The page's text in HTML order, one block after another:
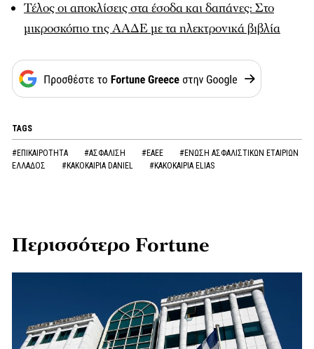
Τέλος οι αποκλίσεις στα έσοδα και δαπάνες: Στο
μικροσκόπιο της ΑΑΔΕ με τα ηλεκτρονικά βιβλία
TAGS
#ΕΠΙΚΑΙΡΟΤΗΤΑ #ΑΣΦΑΛΙΣΗ #ΕΑΕΕ
#ΕΝΩΣΗ ΑΣΦΑΛΙΣΤΙΚΩΝ ΕΤΑΙΡΙΩΝ
ΕΛΛΑΔΟΣ
#ΚΑΚΟΚΑΙΡΙΑ DANIEL #ΚΑΚΟΚΑΙΡΙΑ ELIAS
Περισσότερο Fortune